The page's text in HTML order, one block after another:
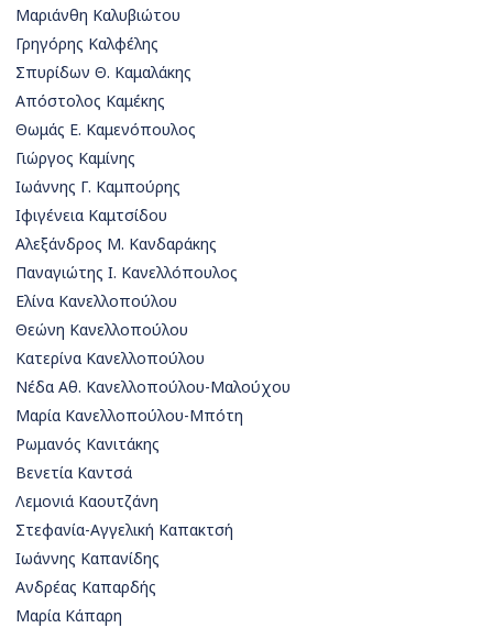
Μαριάνθη Καλυβιώτου
Γρηγόρης Καλφέλης
Σπυρίδων Θ. Καμαλάκης
Απόστολος Καμέκης
Θωμάς Ε. Καμενόπουλος
Γιώργος Καμίνης
Ιωάννης Γ. Καμπούρης
Ιφιγένεια Καμτσίδου
Αλεξάνδρος Μ. Κανδαράκης
Παναγιώτης Ι. Κανελλόπουλος
Ελίνα Κανελλοπούλου
Θεώνη Κανελλοπούλου
Κατερίνα Κανελλοπούλου
Νέδα Αθ. Κανελλοπούλου-Μαλούχου
Μαρία Κανελλοπούλου-Μπότη
Ρωμανός Κανιτάκης
Βενετία Καντσά
Λεμονιά Καουτζάνη
Στεφανία-Αγγελική Καπακτσή
Ιωάννης Καπανίδης
Ανδρέας Καπαρδής
Μαρία Κάπαρη